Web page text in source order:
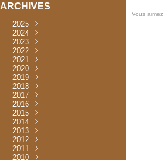
ARCHIVES
2025
Novembre
Juillet(1)
Mai
(1)
Avril
(1)
Janvier(1)
2024
Novembre
Octobre
Août
(1)
Mai
(8)
Avril
(2)
Mars
(1)
Février(1)
Janvier(2)
2023
Décembre
Novembre
Octobre
Juin
(29)
Mai (31)
Avril
(2)
2022
Décembre
Novembre
Octobre
Août
(33)
Juillet
(32)
Juin
(1)
Mai (35)
Avril
(31)
Mars
(32)
Février(2)
Janvier(30)
2021
Décembre
Novembre
Octobre(30)
Septembre
Août
(30)
Juillet(2)
Mai (30)
Avril
(3)
2020
Décembre
Novembre
Octobre(17)
Septembre
Mai (30)
Avril
(13)
Mars
(1)
2019
Octobre
Mai (30)
Avril
(5)
Mars
(31)
Février(3)
2018
Décembre
Novembre
Octobre
Août
(2)
Juin
(5)
Mai (30)
Avril
(31)
Mars
(3)
2017
Décembre
Novembre
Octobre
Août
(30)
Juillet
(33)
Juin
(4)
Mai (32)
2016
Décembre
Novembre
Octobre
Septembre
Août
(2)
Juin
(4)
2015
Décembre
Novembre
Octobre
Septembre
Août
(4)
2014
Septembre
Août
(3)
Juillet(6)
Juin
(31)
2013
Décembre
Novembre
Octobre
2012
Décembre
Novembre
2011
Décembre
2010
Vous aimez